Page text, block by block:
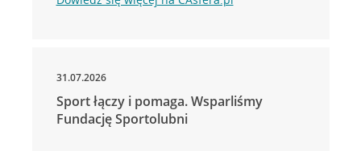
31.07.2026
Sport łączy i pomaga. Wsparliśmy
Fundację Sportolubni